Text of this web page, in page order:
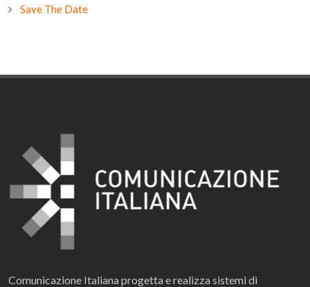
Save The Date
Comunicazione Italiana progetta e realizza sistemi di